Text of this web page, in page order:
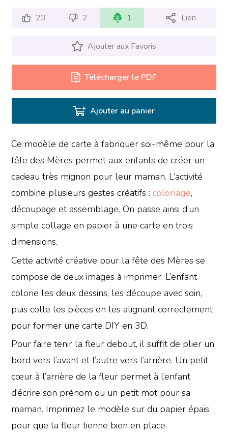
23 2 1 Lien
Ajouter aux Favoris
Télécharger le PDF
Ajouter au panier
Ce modèle de carte à fabriquer soi-même pour la
fête des Mères permet aux enfants de créer un
cadeau très mignon pour leur maman. L’activité
combine plusieurs gestes créatifs :coloriage,
découpage et assemblage. On passe ainsi d’un
simple collage en papier à une carte en trois
dimensions.
Cette activité créative pour la fête des Mères se
compose de deux images à imprimer. L’enfant
colorie les deux dessins, les découpe avec soin,
puis colle les pièces en les alignant correctement
pour former une carte DIY en 3D.
Pour faire tenir la fleur debout, il suffit de plier un
bord vers l’avant et l’autre vers l’arrière. Un petit
cœur à l’arrière de la fleur permet à l’enfant
d’écrire son prénom ou un petit mot pour sa
maman. Imprimez le modèle sur du papier épais
pour que la fleur tienne bien en place.